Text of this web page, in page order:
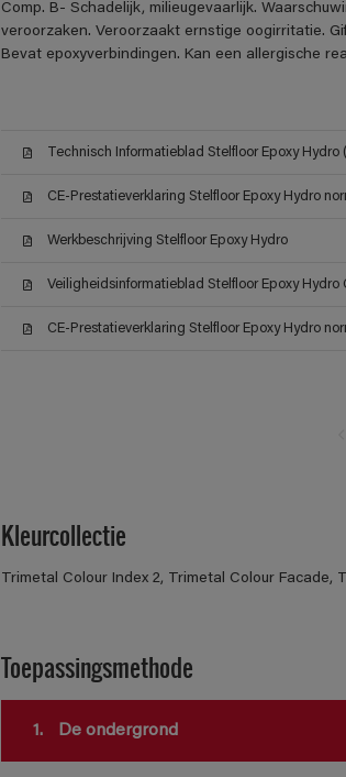
Comp. B- Schadelijk, milieugevaarlijk.
veroorzaken. Veroorzaakt ernstige oogirritatie.
Bevat epoxyverbindingen. Kan een allergische
Technisch Informatieblad Stelfloor Epoxy Hydro
CE-Prestatieverklaring Stelfloor Epoxy Hydro
Werkbeschrijving Stelfloor Epoxy Hydro
Veiligheidsinformatieblad Stelfloor Epoxy Hydro
CE-Prestatieverklaring Stelfloor Epoxy Hydro
Kleurcollectie
Trimetal Colour Index 2, Trimetal Colour Facade,
Toepassingsmethode
1. De ondergrond